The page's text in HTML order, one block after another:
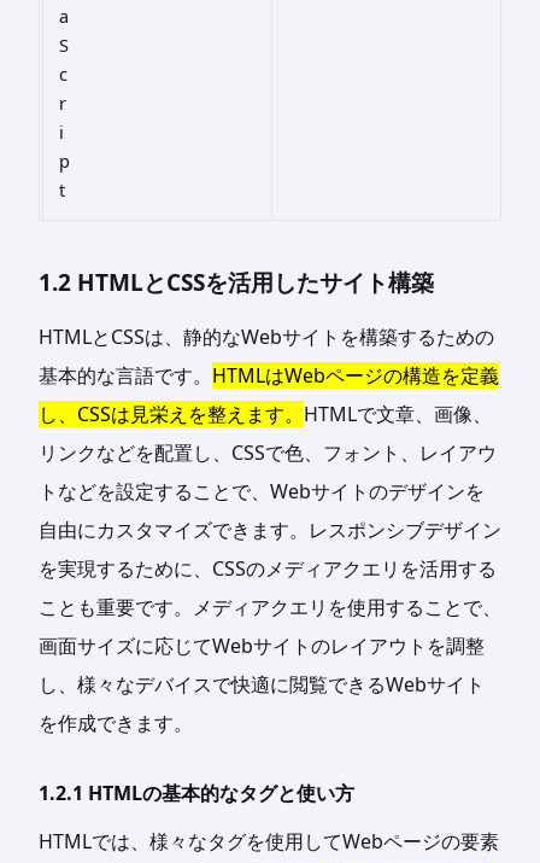
a
S
c
r
i
p
t
1.2 HTMLとCSSを活用したサイト構築
HTMLとCSSは、静的なWebサイトを構築するための
基本的な言語です。 HTMLはWebページの構造を定義
し、CSSは見栄えを整えます。 HTMLで文章、画像、
リンクなどを配置し、CSSで色、フォント、レイアウ
トなどを設定することで、Webサイトのデザインを
自由にカスタマイズできます。レスポンシブデザイン
を実現するために、CSSのメディアクエリを活用する
ことも重要です。メディアクエリを使用することで、
画面サイズに応じてWebサイトのレイアウトを調整
し、様々なデバイスで快適に閲覧できるWebサイト
を作成できます。
1.2.1 HTMLの基本的なタグと使い方
HTMLでは、様々なタグを使用してWebページの要素